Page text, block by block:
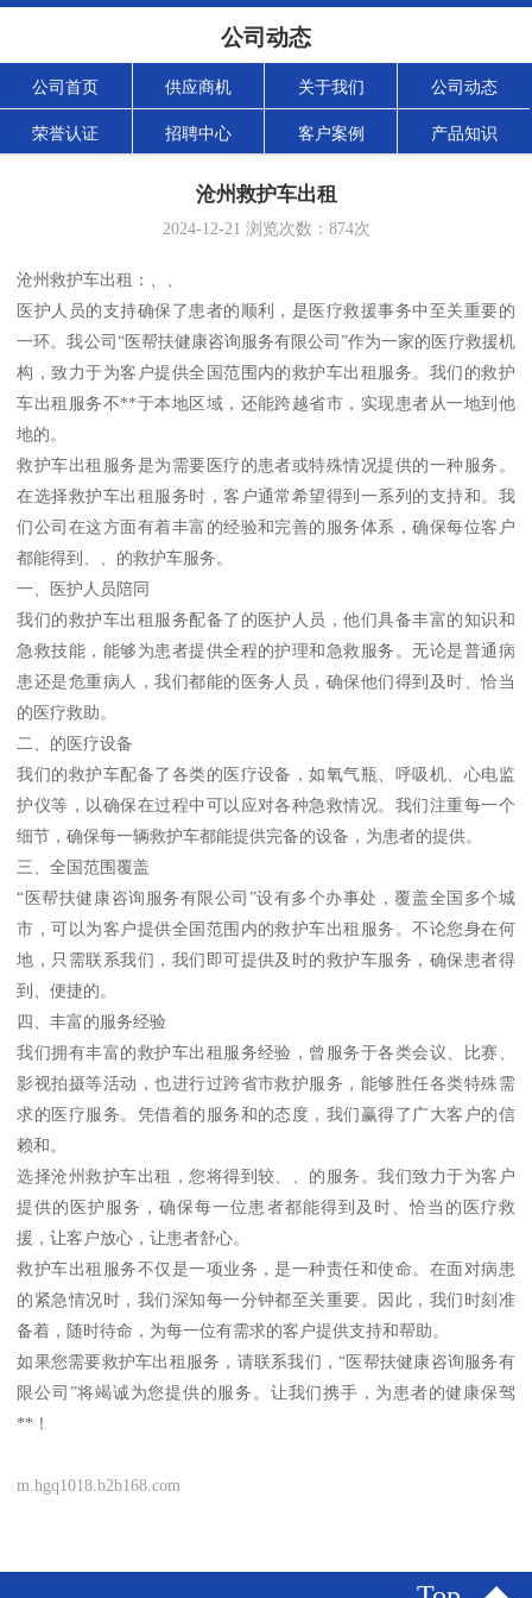
公司动态
公司首页 供应商机 关于我们 公司动态
荣誉认证 招聘中心 客户案例 产品知识
沧州救护车出租
2024-12-21 浏览次数： 874次
沧州救护车出租：、、
医护人员的支持确保了患者的顺利，是医疗救援事务中至关重要的
一环。我公司“医帮扶健康咨询服务有限公司”作为一家的医疗救援机
构，致力于为客户提供全国范围内的救护车出租服务。我们的救护
车出租服务不**于本地区域，还能跨越省市，实现患者从一地到他
地的。
救护车出租服务是为需要医疗的患者或特殊情况提供的一种服务。
在选择救护车出租服务时，客户通常希望得到一系列的支持和。我
们公司在这方面有着丰富的经验和完善的服务体系，确保每位客户
都能得到、、的救护车服务。
一、医护人员陪同
我们的救护车出租服务配备了的医护人员，他们具备丰富的知识和
急救技能，能够为患者提供全程的护理和急救服务。无论是普通病
患还是危重病人，我们都能的医务人员，确保他们得到及时、恰当
的医疗救助。
二、的医疗设备
我们的救护车配备了各类的医疗设备，如氧气瓶、呼吸机、心电监
护仪等，以确保在过程中可以应对各种急救情况。我们注重每一个
细节，确保每一辆救护车都能提供完备的设备，为患者的提供。
三、全国范围覆盖
“医帮扶健康咨询服务有限公司”设有多个办事处，覆盖全国多个城
市，可以为客户提供全国范围内的救护车出租服务。不论您身在何
地，只需联系我们，我们即可提供及时的救护车服务，确保患者得
到、便捷的。
四、丰富的服务经验
我们拥有丰富的救护车出租服务经验，曾服务于各类会议、比赛、
影视拍摄等活动，也进行过跨省市救护服务，能够胜任各类特殊需
求的医疗服务。凭借着的服务和的态度，我们赢得了广大客户的信
赖和。
选择沧州救护车出租，您将得到较、、的服务。我们致力于为客户
提供的医护服务，确保每一位患者都能得到及时、恰当的医疗救
援，让客户放心，让患者舒心。
救护车出租服务不仅是一项业务，是一种责任和使命。在面对病患
的紧急情况时，我们深知每一分钟都至关重要。因此，我们时刻准
备着，随时待命，为每一位有需求的客户提供支持和帮助。
如果您需要救护车出租服务，请联系我们，“医帮扶健康咨询服务有
限公司”将竭诚为您提供的服务。让我们携手，为患者的健康保驾
**！
m.hgq1018.b2b168.com